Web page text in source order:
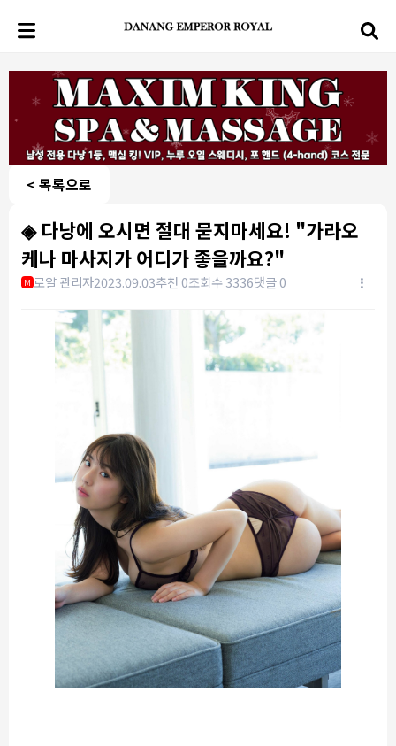
< 목록으로
◈ 다낭에 오시면 절대 묻지마세요! "가라오
케나 마사지가 어디가 좋을까요?"
M 로얄 관리자2023.09.03추천 0조회수 3336댓글 0